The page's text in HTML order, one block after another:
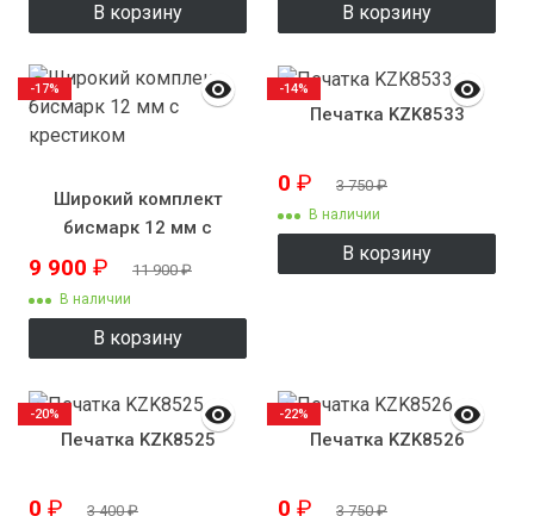
В корзину В корзину
Широкий комплект
бисмарк 12 мм с
крестиком
9 900 ₽ 11 900₽
В наличии
В корзину
-17%
Печатка KZK8533
0 ₽ 3 750₽
В наличии
В корзину
-14%
Печатка KZK8525
0 ₽ 3 400₽
-20%
Печатка KZK8526
0 ₽ 3 750₽
-22%